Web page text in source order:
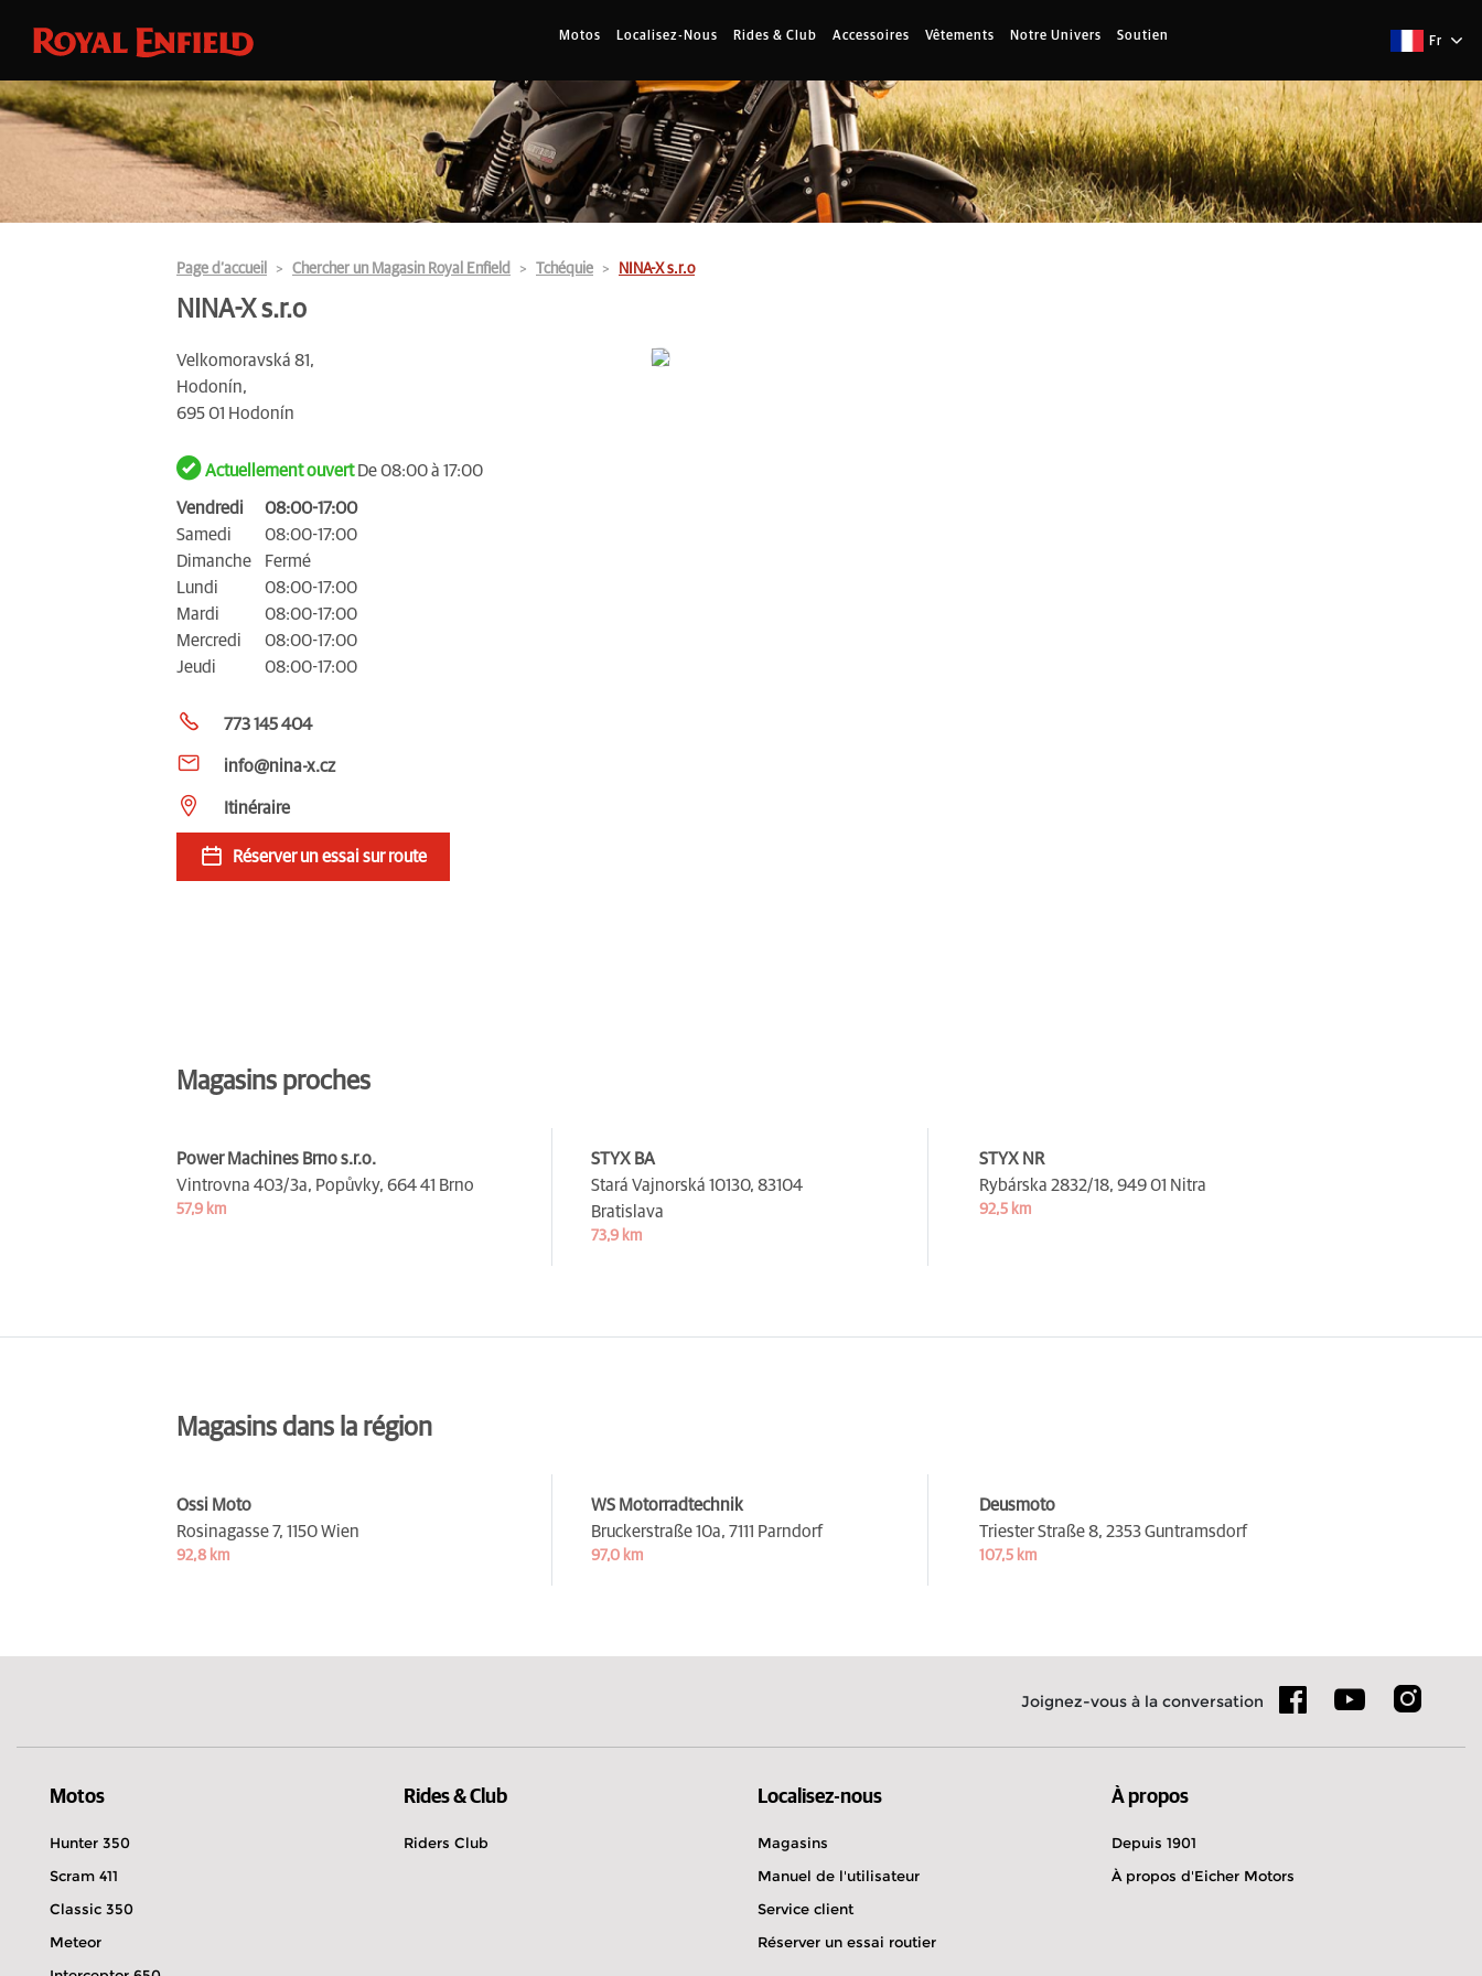
Motos Localisez-Nous Rides & Club Accessoires Vêtements Notre Univers Soutien Fr
Page d’accueil Chercher un Magasin Royal Enfield Tchéquie NINA-X s.r.o
NINA-X s.r.o
Velkomoravská 81,
Hodonín,
695 01 Hodonín
Actuellement ouvertDe 08:00 à 17:00
Vendredi
08:00-17:00
Samedi
08:00-17:00
Dimanche
Fermé
Lundi
08:00-17:00
Mardi
08:00-17:00
Mercredi
08:00-17:00
Jeudi
08:00-17:00
773 145 404
info@nina-x.cz
Itinéraire
Réserver un essai sur route
Magasins proches
Power Machines Brno s.r.o.
Vintrovna 403/3a, Popůvky, 664 41 Brno
57,9 km
STYX BA
Stará Vajnorská 10130, 83104
Bratislava
73,9 km
STYX NR
Rybárska 2832/18, 949 01 Nitra
92,5 km
Magasins dans la région
Ossi Moto
Rosinagasse 7, 1150 Wien
92,8 km
WS Motorradtechnik
Bruckerstraße 10a, 7111 Parndorf
97,0 km
Deusmoto
Triester Straße 8, 2353 Guntramsdorf
107,5 km
Joignez-vous à la conversation
Motos
Hunter 350
Scram 411
Classic 350
Meteor
Rides & Club
Riders Club
Localisez-nous
Magasins
Manuel de l'utilisateur
Service client
Réserver un essai routier
À propos
Depuis 1901
À propos d'Eicher Motors